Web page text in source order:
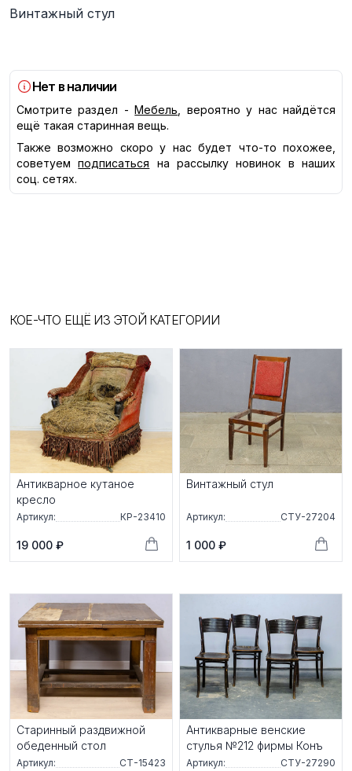
Описание
Винтажный стул
Нет в наличии
Смотрите раздел - Мебель , вероятно у нас найдётся
ещё такая старинная вещь.
Также возможно скоро у нас будет что-то похожее,
советуем
подписаться
на рассылку новинок в наших
соц. сетях.
КОЕ-ЧТО ЕЩЁ ИЗ ЭТОЙ КАТЕГОРИИ
Антикварное кутаное
кресло
Артикул: КР-23410
19 000 ₽
Винтажный стул
Артикул: СТУ-27204
1 000 ₽
Старинный раздвижной
обеденный стол
Артикул:
СТ-15423
Антикварные венские
стулья №212 фирмы Конъ
Артикул: СТУ-27290